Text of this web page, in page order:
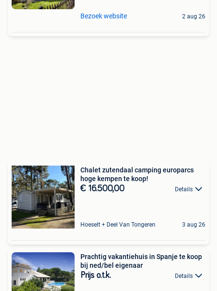
Bezoek website 2 aug 26
Chalet zutendaal camping europarcs
hoge kempen te koop!
€ 16.500,00 Details
Hoeselt + Deel Van Tongeren 3 aug 26
Prachtig vakantiehuis in Spanje te koop
bij ned/bel eigenaar
Prijs o.t.k. Details